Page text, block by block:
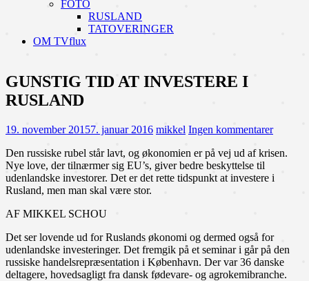
FOTO
RUSLAND
TATOVERINGER
OM TVflux
GUNSTIG TID AT INVESTERE I
RUSLAND
19. november 20157. januar 2016 mikkel Ingen kommentarer
Den russiske rubel står lavt, og økonomien er på vej ud af krisen.
Nye love, der tilnærmer sig EU’s, giver bedre beskyttelse til
udenlandske investorer. Det er det rette tidspunkt at investere i
Rusland, men man skal være stor.
AF MIKKEL SCHOU
Det ser lovende ud for Ruslands økonomi og dermed også for
udenlandske investeringer. Det fremgik på et seminar i går på den
russiske handelsrepræsentation i København. Der var 36 danske
deltagere, hovedsagligt fra dansk fødevare- og agrokemibranche.